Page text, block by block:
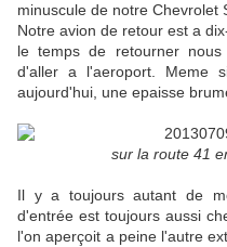
minuscule de notre Chevrolet
Notre avion de retour est a
le temps de retourner
d'aller a l'aeroport. Meme
aujourd'hui, une epaisse
sur la route 41
Il y a toujours autant de
d'entrée est toujours aussi
l'on aperçoit a peine l'autre